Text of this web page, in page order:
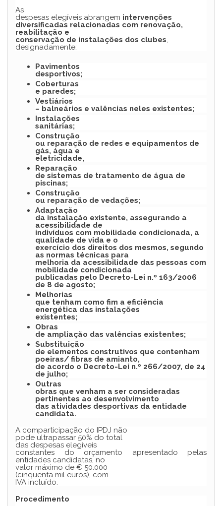
As
despesas elegíveis abrangem intervenções
diversificadas relacionadas com renovação,
reabilitação e
conservação de instalações dos clubes,
designadamente:
Pavimentos
desportivos;
Coberturas
e paredes;
Vestiários
– balneários e valências neles existentes;
Instalações
sanitárias;
Construção
ou reparação de redes e equipamentos de
gás, água e
eletricidade,
Reparação
de sistemas de tratamento de água de
piscinas;
Construção
ou reparação de vedações;
Adaptação
da instalação existente, assegurando a
acessibilidade de
indivíduos com mobilidade condicionada, a
qualidade de vida e o
exercício dos direitos dos mesmos, segundo
as normas técnicas para
melhoria da acessibilidade das pessoas com
mobilidade condicionada
publicadas pelo Decreto-Lei n.º 163/2006
de 8 de agosto;
Melhorias
que tenham como fim a eficiência
energética das instalações
existentes;
Obras
de ampliação das valências existentes;
Substituição
de elementos construtivos que contenham
poeiras/ fibras de amianto,
de acordo o Decreto-Lei n.º 266/2007, de 24
de julho;
Outras
obras que venham a ser consideradas
pertinentes ao desenvolvimento
das atividades desportivas da entidade
candidata.
A comparticipação do IPDJ não
pode ultrapassar 50% do total
das despesas elegíveis
constantes do orçamento apresentado pelas
entidades candidatas, no
valor máximo de € 50.000
(cinquenta mil euros), com
IVA incluído.
Procedimento